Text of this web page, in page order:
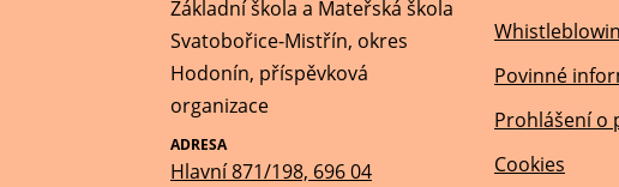
Základní škola a Mateřská škola
Svatobořice-Mistřín, okres
Hodonín, příspěvková
organizace
ADRESA
Hlavní 871/198, 696 04
Povinné
Prohlášení o
Cookies